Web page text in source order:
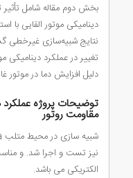
بخش دوم مقاله شامل تأثیر
دینامیکی موتور القایی با
نتایج شبیه‌سازی غیرخطی
تغییر در عملکرد دینامیکی
دلیل افزایش دما در
توضیحات پروژه عملکرد
مقاومت روتور
نیز تست و اجرا شد. و
الکتریکی می باشد.